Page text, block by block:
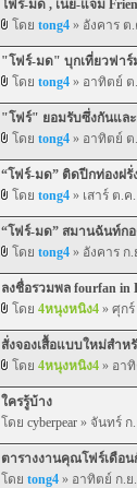
โฟร์-มด , เนย-แจม
โดย tong4 » อังคาร ต.
"โฟร์-มด" บุกเที่ยวฟา
โดย tong4 » อาทิตย์ ต.
"โฟร์" ยอมรับซึ่งกันแล
โดย tong4 » อาทิตย์ ต.
“โฟร์-มด” ติดปีกท่องฝรั่
โดย tong4 » เสาร์ ต.ค.
“โฟร์-มด” สมานฉันท์ก
โดย tong4 » อังคาร ก.
ลงชื่อรวมพล fourfan in
โดย 4หนุงหนิง4 » ศุกร์
สั่งจองเสื้อแบบใหม่สำห
โดย 4หนุงหนิง4 » อาทิ
ใครรู้บ้าง
โดย cyberpear » จันทร์ ก.
ตารางงานคุณโฟร์เดือน
โดย tong4 » อาทิตย์ ก.ย.